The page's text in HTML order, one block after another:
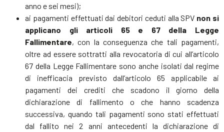
anno e sei mesi);
ai pagamenti effettuati dai debitori ceduti alla SPV non si
applicano
gli articoli 65 e 67 della Legge
Fallimentare, con la conseguenza che tali pagamenti,
oltre ad essere sottratti alla revocatoria di cui all’articolo
67 della Legge Fallimentare sono anche isolati dal regime
di inefficacia previsto dall’articolo 65 applicabile ai
pagamenti dei crediti che scadono il giorno della
dichiarazione di fallimento o che hanno scadenza
successiva, quando tali pagamenti sono stati effettuati
dal fallito nei 2 anni antecedenti la dichiarazione di